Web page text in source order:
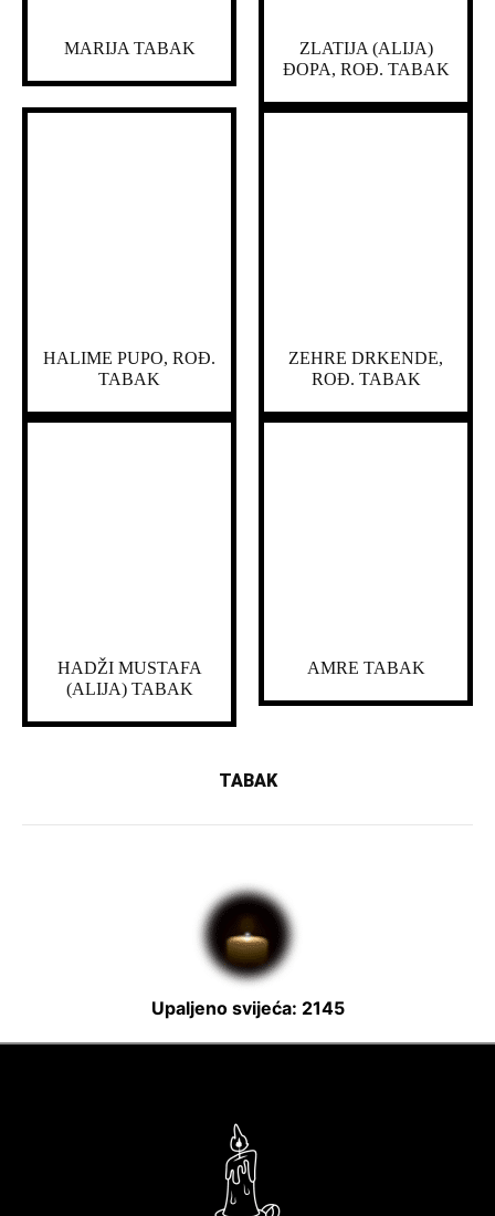
MARIJA TABAK
ZLATIJA (ALIJA)
ĐOPA, ROĐ. TABAK
HALIME PUPO, ROĐ.
TABAK
ZEHRE DRKENDE,
ROĐ. TABAK
HADŽI MUSTAFA
(ALIJA) TABAK
AMRE TABAK
TABAK
Upaljeno svijeća: 2145